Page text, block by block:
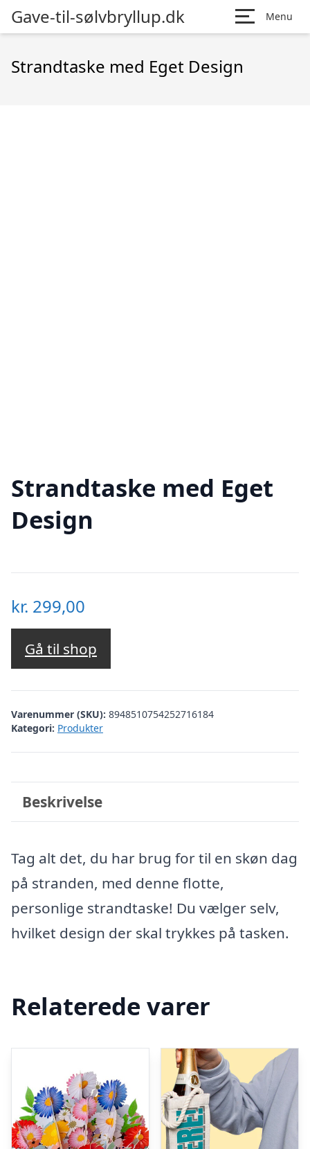
Gave-til-sølvbryllup.dk Menu
Strandtaske med Eget Design
Strandtaske med Eget
Design
kr. 299,00
Gå til shop
Varenummer (SKU): 8948510754252716184
Kategori: Produkter
Beskrivelse
Tag alt det, du har brug for til en skøn dag
på stranden, med denne flotte,
personlige strandtaske! Du vælger selv,
hvilket design der skal trykkes på tasken.
Relaterede varer